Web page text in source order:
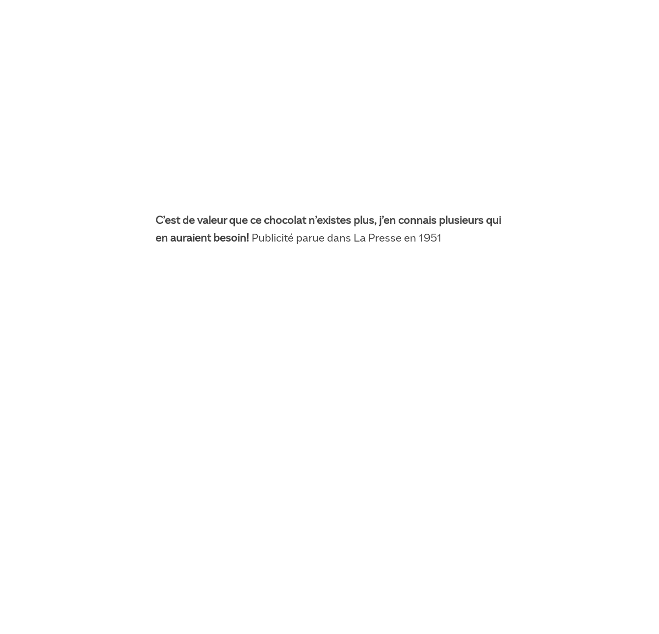
C’est de valeur que ce chocolat n’existes plus, j’en connais plusieurs qui
en auraient besoin! Publicité parue dans La Presse en 1951